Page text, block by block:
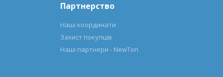
Партнерство
Наші координати
Захист покупців
Наші партнери - NewTon